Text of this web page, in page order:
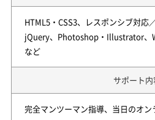
HTML5・CSS3、レスポンシブ対応
jQuery、Photoshop・Illustrator、
など
サポート
完全マンツーマン指導、当日のオ